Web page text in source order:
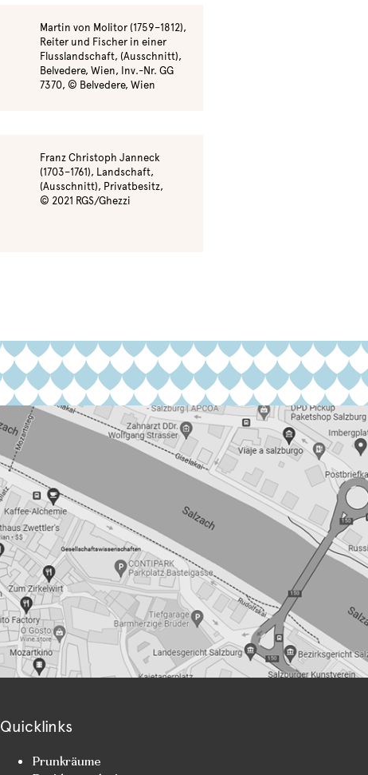
Martin von Molitor (1759–1812),
Reiter und Fischer in einer
Flusslandschaft, (Ausschnitt),
Belvedere, Wien, Inv.-Nr. GG
7370, © Belvedere, Wien
Franz Christoph Janneck
(1703–1761), Landschaft,
(Ausschnitt), Privatbesitz,
© 2021 RGS/Ghezzi
Quicklinks
Prunkräume